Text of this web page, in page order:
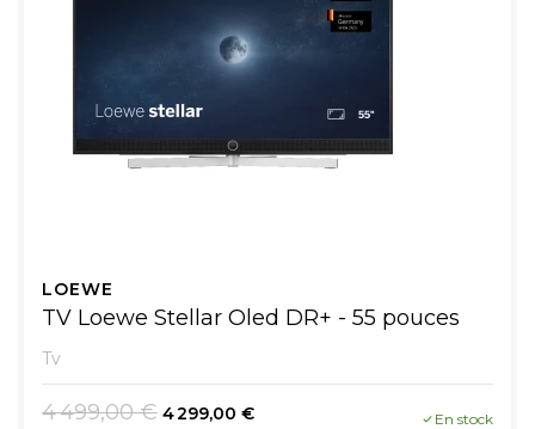
LOEWE
TV Loewe Stellar Oled DR+ - 55 pouces
Tv
En stock
4 499,00 € 4 299,00 €